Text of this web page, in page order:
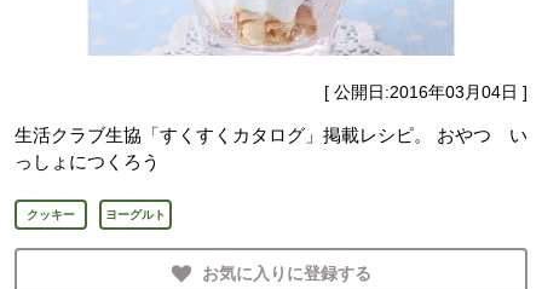
[ 公開日:2016年03月04日 ]
生活クラブ生協「すくすくカタログ」掲載レシピ。 おやつ い
っしょにつくろう
クッキー ヨーグルト
お気に入りに登録する